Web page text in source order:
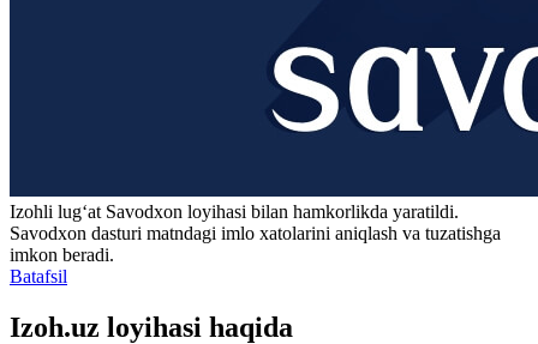
Izohli lugʻat Savodxon loyihasi bilan hamkorlikda yaratildi.
Savodxon dasturi matndagi imlo xatolarini aniqlash va tuzatishga
imkon beradi.
Batafsil
Izoh.uz loyihasi haqida